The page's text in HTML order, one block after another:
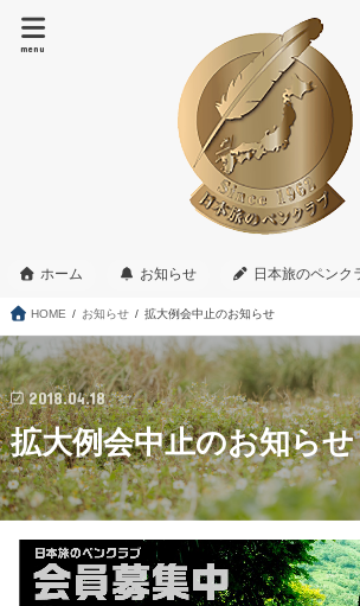
menu
ホーム お知らせ 日本旅のペンク
HOME お知らせ 拡大例会中止のお知らせ
2018.04.18
拡大例会中止のお知らせ